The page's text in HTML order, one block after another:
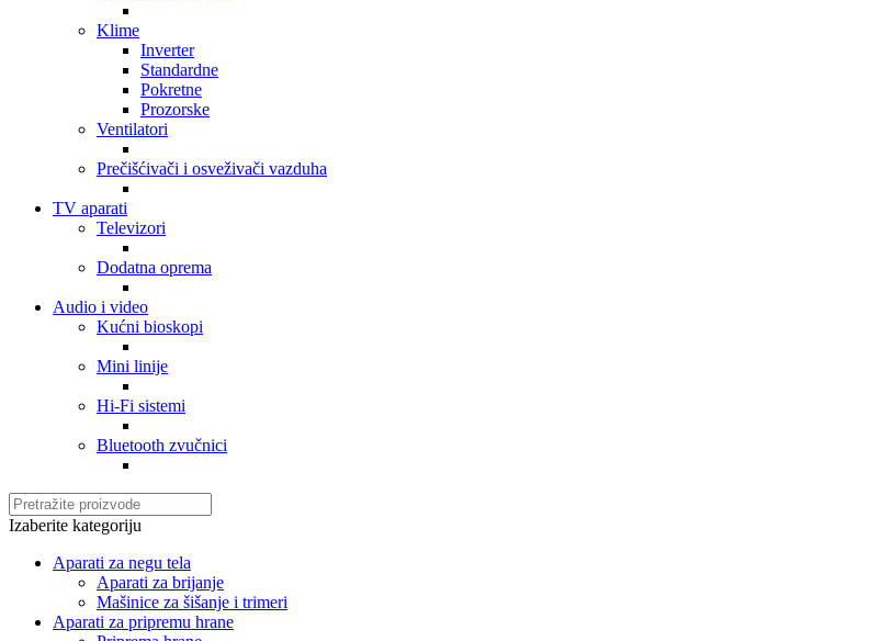
Klime
Inverter
Standardne
Pokretne
Prozorske
Ventilatori
Prečišćivači i osveživači vazduha
TV aparati
Televizori
Dodatna oprema
Audio i video
Kućni bioskopi
Mini linije
Hi-Fi sistemi
Bluetooth zvučnici
Izaberite kategoriju
Aparati za negu tela
Aparati za brijanje
Mašinice za šišanje i trimeri
Aparati za pripremu hrane